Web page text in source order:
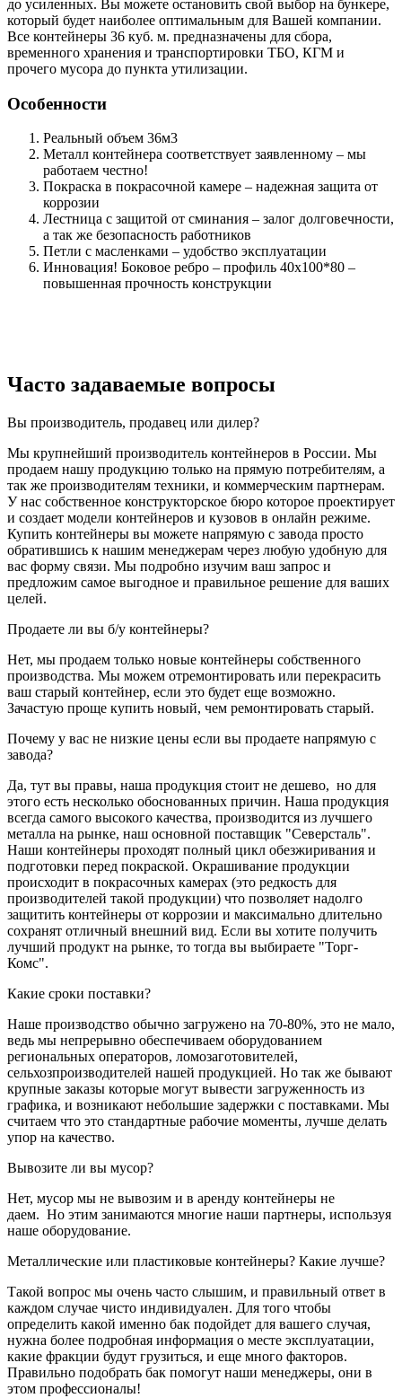
до усиленных. Вы можете остановить свой выбор на бункере,
который будет наиболее оптимальным для Вашей компании.
Все контейнеры 36 куб. м. предназначены для сбора,
временного хранения и транспортировки ТБО, КГМ и
прочего мусора до пункта утилизации.
Особенности
Реальный объем 36м3
Металл контейнера соответствует заявленному – мы
работаем честно!
Покраска в покрасочной камере – надежная защита от
коррозии
Лестница с защитой от сминания – залог долговечности,
а так же безопасность работников
Петли с масленками – удобство эксплуатации
Инновация! Боковое ребро – профиль 40х100*80 –
повышенная прочность конструкции
Часто задаваемые вопросы
Вы производитель, продавец или дилер?
Мы крупнейший производитель контейнеров в России. Мы
продаем нашу продукцию только на прямую потребителям, а
так же производителям техники, и коммерческим партнерам.
У нас собственное конструкторское бюро которое проектирует
и создает модели контейнеров и кузовов в онлайн режиме.
Купить контейнеры вы можете напрямую с завода просто
обратившись к нашим менеджерам через любую удобную для
вас форму связи. Мы подробно изучим ваш запрос и
предложим самое выгодное и правильное решение для ваших
целей.
Продаете ли вы б/у контейнеры?
Нет, мы продаем только новые контейнеры собственного
производства. Мы можем отремонтировать или перекрасить
ваш старый контейнер, если это будет еще возможно.
Зачастую проще купить новый, чем ремонтировать старый.
Почему у вас не низкие цены если вы продаете напрямую с
завода?
Да, тут вы правы, наша продукция стоит не дешево, но для
этого есть несколько обоснованных причин. Наша продукция
всегда самого высокого качества, производится из лучшего
металла на рынке, наш основной поставщик "Северсталь".
Наши контейнеры проходят полный цикл обезжиривания и
подготовки перед покраской. Окрашивание продукции
происходит в покрасочных камерах (это редкость для
производителей такой продукции) что позволяет надолго
защитить контейнеры от коррозии и максимально длительно
сохранят отличный внешний вид. Если вы хотите получить
лучший продукт на рынке, то тогда вы выбираете "Торг-
Комс".
Какие сроки поставки?
Наше производство обычно загружено на 70-80%, это не мало,
ведь мы непрерывно обеспечиваем оборудованием
региональных операторов, ломозаготовителей,
сельхозпроизводителей нашей продукцией. Но так же бывают
крупные заказы которые могут вывести загруженность из
графика, и возникают небольшие задержки с поставками. Мы
считаем что это стандартные рабочие моменты, лучше делать
упор на качество.
Вывозите ли вы мусор?
Нет, мусор мы не вывозим и в аренду контейнеры не
даем. Но этим занимаются многие наши партнеры, используя
наше оборудование.
Металлические или пластиковые контейнеры? Какие лучше?
Такой вопрос мы очень часто слышим, и правильный ответ в
каждом случае чисто индивидуален. Для того чтобы
определить какой именно бак подойдет для вашего случая,
нужна более подробная информация о месте эксплуатации,
какие фракции будут грузиться, и еще много факторов.
Правильно подобрать бак помогут наши менеджеры, они в
этом профессионалы!